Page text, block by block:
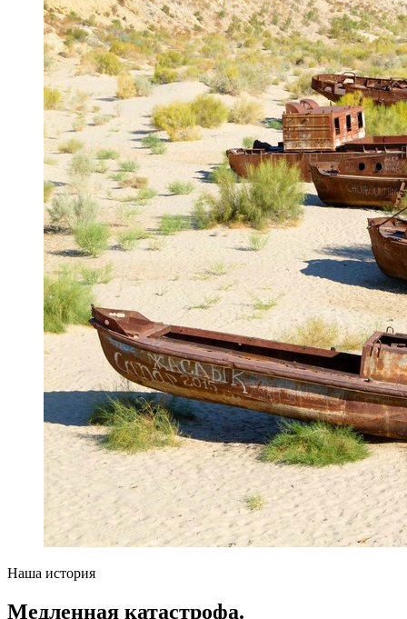
Наша история
Медленная катастрофа.